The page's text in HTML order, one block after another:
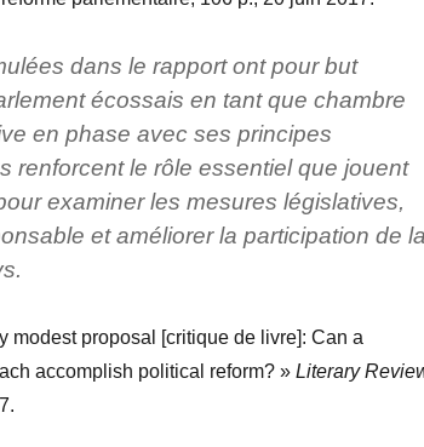
dans le rapport ont pour but
écossais en tant que chambre
en phase avec ses principes
renforcent le rôle essentiel que jouent
examiner les mesures législatives,
et améliorer la participation de
modest proposal [critique de livre]: Can a
accomplish political reform? » Literary